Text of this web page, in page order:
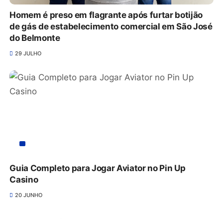
Homem é preso em flagrante após furtar botijão
de gás de estabelecimento comercial em São José
do Belmonte
29 JULHO
Guia Completo para Jogar Aviator no Pin Up
Casino
20 JUNHO